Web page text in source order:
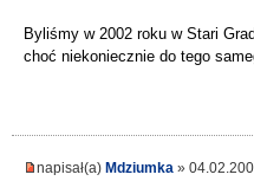
Byliśmy w 2002 roku w Stari
choć niekoniecznie do tego
napisał(a) Mdziumka »